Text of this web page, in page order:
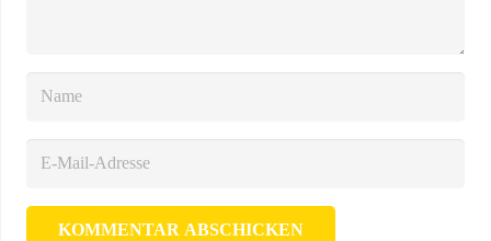
KOMMENTAR ABSCHICKEN